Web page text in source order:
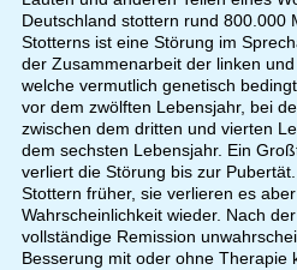
Deutschland stottern rund 800.000
Stotterns ist eine Störung im
der Zusammenarbeit der linken
welche vermutlich genetisch
vor dem zwölften Lebensjahr, bei
zwischen dem dritten und vierten
dem sechsten Lebensjahr. Ein
verliert die Störung bis zur
Stottern früher, sie verlieren es
Wahrscheinlichkeit wieder. Nach
vollständige Remission
Besserung mit oder ohne Therapie